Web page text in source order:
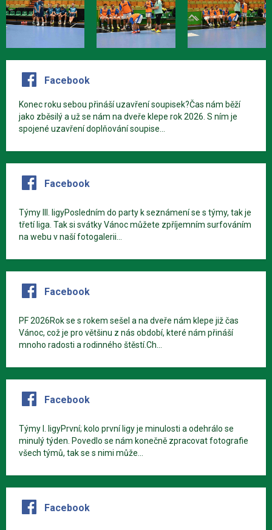
Facebook
Konec roku sebou přináší uzavření soupisek?Čas nám běží
jako zběsilý a už se nám na dveře klepe rok 2026. S ním je
spojené uzavření doplňování soupise...
Facebook
Týmy III. ligyPosledním do party k seznámení se s týmy, tak je
třetí liga. Tak si svátky Vánoc můžete zpříjemním surfováním
na webu v naší fotogalerii...
Facebook
PF 2026Rok se s rokem sešel a na dveře nám klepe již čas
Vánoc, což je pro většinu z nás období, které nám přináší
mnoho radosti a rodinného štěstí.Ch...
Facebook
Týmy I. ligyPrvní; kolo první ligy je minulosti a odehrálo se
minulý týden. Povedlo se nám konečně zpracovat fotografie
všech týmů, tak se s nimi může...
Facebook